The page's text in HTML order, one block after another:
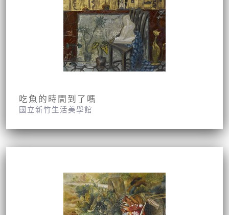
吃魚的時間到了嗎
國立新竹生活美學館